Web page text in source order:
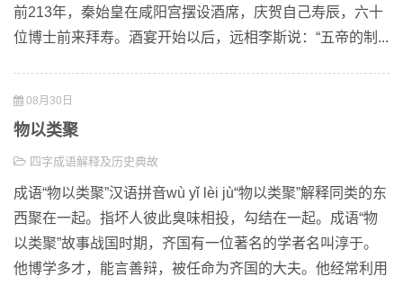
前213年，秦始皇在咸阳宫摆设酒席，庆贺自己寿辰，六十
位博士前来拜寿。酒宴开始以后，远相李斯说：“五帝的制...
08月30日
物以类聚
四字成语解释及历史典故
成语“物以类聚”汉语拼音wù yǐ lèi jù“物以类聚”解释同类的东
西聚在一起。指坏人彼此臭味相投，勾结在一起。成语“物
以类聚”故事战国时期，齐国有一位著名的学者名叫淳于。
他博学多才，能言善辩，被任命为齐国的大夫。他经常利用